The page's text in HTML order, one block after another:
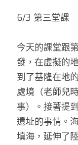
6/3 第三堂課
今天的課堂跟
發，在虛擬的
到了基隆在地
處境（老師兒
事）。接著提
遺址的事情。
填海，延伸了